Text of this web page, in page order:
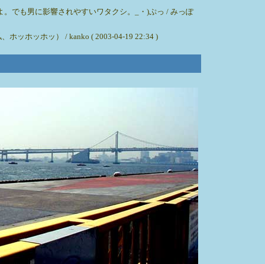
でも男に影響されやすいワタクシ。_・)ぷっ / みっぽ
ホッホッホッ） / kanko ( 2003-04-19 22:34 )